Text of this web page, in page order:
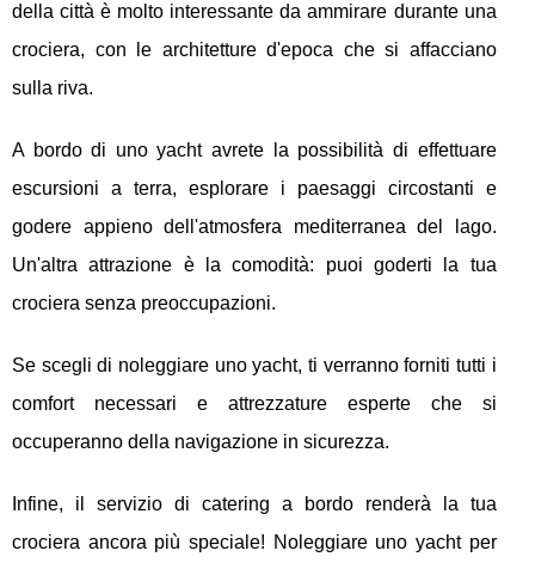
della città è molto interessante da ammirare durante una
crociera, con le architetture d'epoca che si affacciano
sulla riva.
A bordo di uno yacht avrete la possibilità di effettuare
escursioni a terra, esplorare i paesaggi circostanti e
godere appieno dell'atmosfera mediterranea del lago.
Un'altra attrazione è la comodità: puoi goderti la tua
crociera senza preoccupazioni.
Se scegli di noleggiare uno yacht, ti verranno forniti tutti i
comfort necessari e attrezzature esperte che si
occuperanno della navigazione in sicurezza.
Infine, il servizio di catering a bordo renderà la tua
crociera ancora più speciale! Noleggiare uno yacht per